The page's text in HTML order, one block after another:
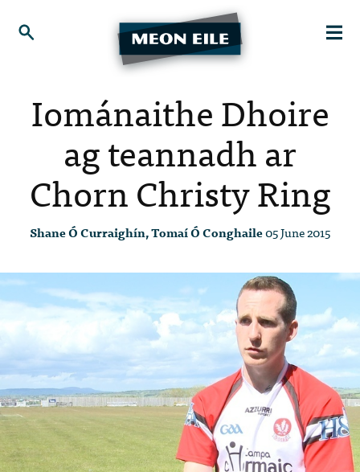
Iománaithe Dhoire
ag teannadh ar
Chorn Christy Ring
Shane Ó Curraighín, Tomaí Ó Conghaile05 June 2015